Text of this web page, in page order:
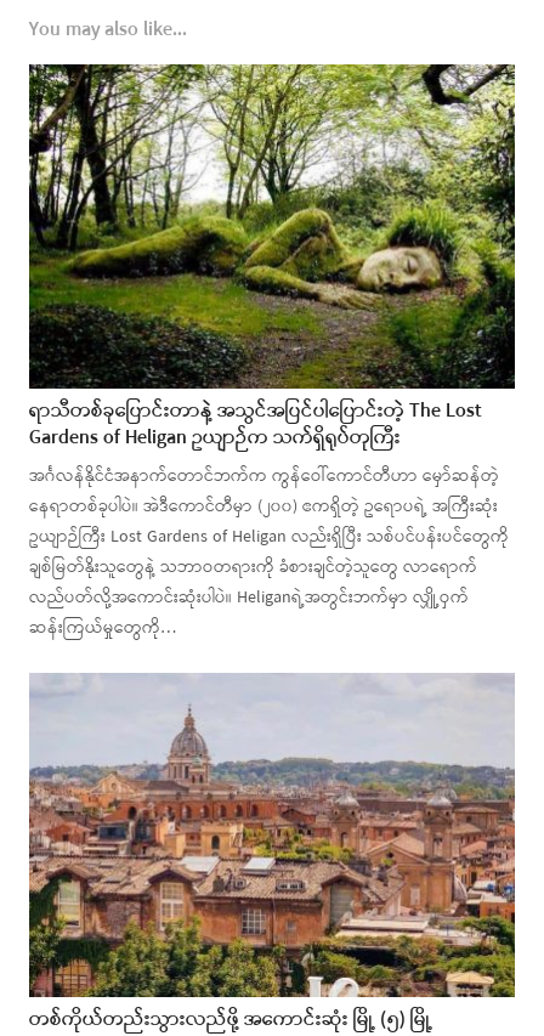
You may also like...
ရာသီတစ်ခုပြောင်းတာနဲ့ အသွင်အပြင်ပါပြောင်းတဲ့ The Lost
Gardens of Heligan ဥယျာဉ်က သက်ရှိရုပ်တုကြီး
အင်္ဂလန်နိုင်ငံအနာက်တောင်ဘက်က ကွန်ဝေါ်ကောင်တီဟာ မှော်ဆန်တဲ့
နေရာတစ်ခုပါပဲ။ အဲဒီကောင်တီမှာ (၂၀၀) ဧကရှိတဲ့ ဥရောပရဲ့ အကြီးဆုံး
ဥယျာဉ်ကြီး Lost Gardens of Heligan လည်းရှိပြီး သစ်ပင်ပန်းပင်တွေကို
ချစ်မြတ်နိုးသူတွေနဲ့ သဘာဝတရားကို ခံစားချင်တဲ့သူတွေ လာရောက်
လည်ပတ်လို့အကောင်းဆုံးပါပဲ။ Heliganရဲ့အတွင်းဘက်မှာ လျှို့ဝှက်
ဆန်းကြယ်မှုတွေကို…
တစ်ကိုယ်တည်းသွားလည်ဖို့ အကောင်းဆုံး မြို့ (၅) မြို့